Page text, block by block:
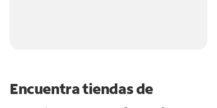
Encuentra tiendas de